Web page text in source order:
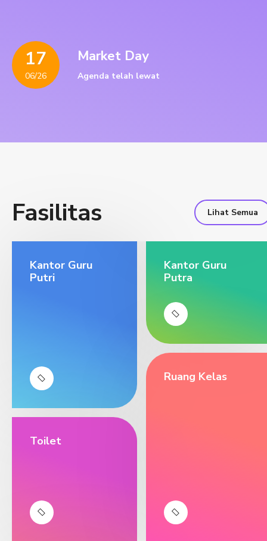
17
06/26
Market Day
Agenda telah lewat
Fasilitas Lihat Semua
Kantor Guru
Putri
Toilet
Kantor Guru
Putra
Ruang Kelas